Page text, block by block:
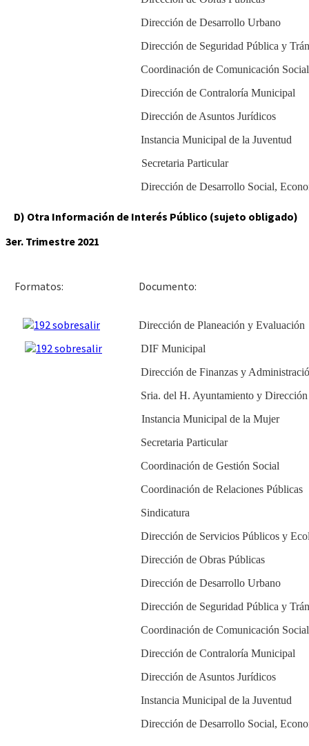
Dirección de Desarrollo Urbano
Dirección de Seguridad Pública y
Coordinación de Comunicación Social
Dirección de Contraloría Municipal
Dirección de Asuntos Jurídicos
Instancia Municipal de la Juventud
Secretaria Particular
Dirección de Desarrollo Social,
D) Otra Información de Interés Público (sujeto obligado)
3er. Trimestre 2021
Formatos:
Dirección de Planeación y Evaluación
DIF Municipal
Dirección de Finanzas y
Sria. del H. Ayuntamiento y
Instancia Municipal de la Mujer
Secretaria Particular
Coordinación de Gestión Social
Coordinación de Relaciones Públicas
Sindicatura
Dirección de Servicios Públicos y
Dirección de Obras Públicas
Dirección de Desarrollo Urbano
Dirección de Seguridad Pública y
Coordinación de Comunicación Social
Dirección de Contraloría Municipal
Dirección de Asuntos Jurídicos
Instancia Municipal de la Juventud
Dirección de Desarrollo Social,